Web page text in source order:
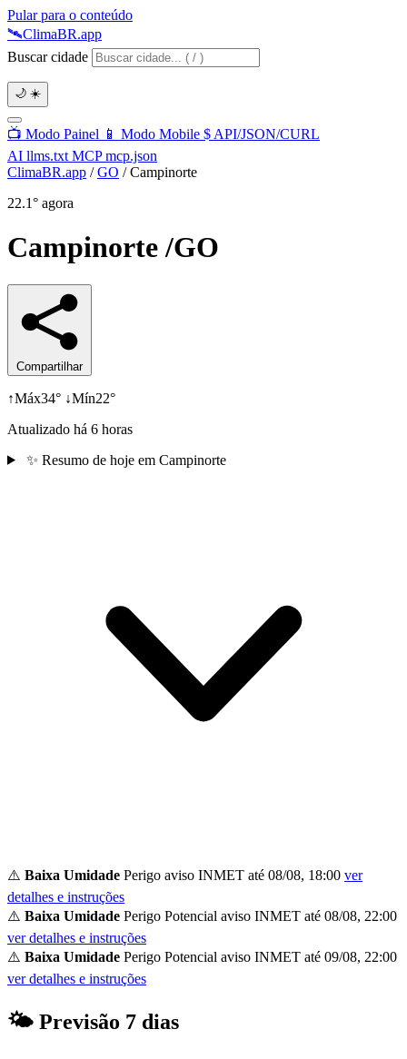
Pular para o conteúdo
🛰️ClimaBR.app
Buscar cidade
🌙 ☀️
📺 Modo Painel 📱 Modo Mobile $ API/JSON/CURL
AI llms.txt MCPmcp.json
ClimaBR.app / GO / Campinorte
22.1° agora
Campinorte/GO
Compartilhar
↑Máx34° ↓Mín22°
Atualizado há 6 horas
✨ Resumo de hoje em Campinorte
⚠️ Baixa Umidade Perigo aviso INMET até 08/08, 18:00 ver
detalhes e instruções
⚠️ Baixa Umidade Perigo Potencial aviso INMET até 08/08, 22:00
ver detalhes e instruções
⚠️ Baixa Umidade Perigo Potencial aviso INMET até 09/08, 22:00
ver detalhes e instruções
🌤 Previsão 7 dias